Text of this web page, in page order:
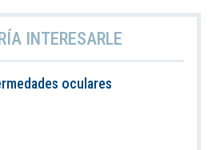
INTERESARLE
oculares